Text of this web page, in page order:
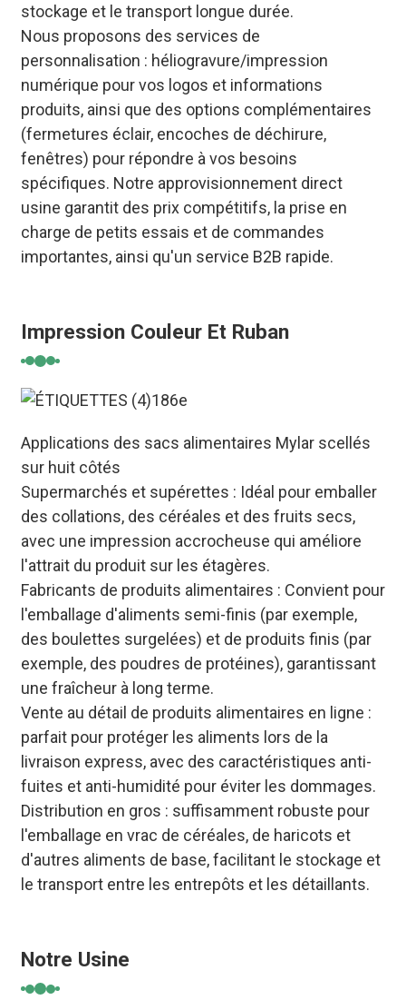
stockage et le transport longue durée.
Nous proposons des services de
personnalisation : héliogravure/impression
numérique pour vos logos et informations
produits, ainsi que des options complémentaires
(fermetures éclair, encoches de déchirure,
fenêtres) pour répondre à vos besoins
spécifiques. Notre approvisionnement direct
usine garantit des prix compétitifs, la prise en
charge de petits essais et de commandes
importantes, ainsi qu'un service B2B rapide.
Impression Couleur Et Ruban
Applications des sacs alimentaires Mylar scellés
sur huit côtés
Supermarchés et supérettes : Idéal pour emballer
des collations, des céréales et des fruits secs,
avec une impression accrocheuse qui améliore
l'attrait du produit sur les étagères.
Fabricants de produits alimentaires : Convient pour
l'emballage d'aliments semi-finis (par exemple,
des boulettes surgelées) et de produits finis (par
exemple, des poudres de protéines), garantissant
une fraîcheur à long terme.
Vente au détail de produits alimentaires en ligne :
parfait pour protéger les aliments lors de la
livraison express, avec des caractéristiques anti-
fuites et anti-humidité pour éviter les dommages.
Distribution en gros : suffisamment robuste pour
l'emballage en vrac de céréales, de haricots et
d'autres aliments de base, facilitant le stockage et
le transport entre les entrepôts et les détaillants.
Notre Usine